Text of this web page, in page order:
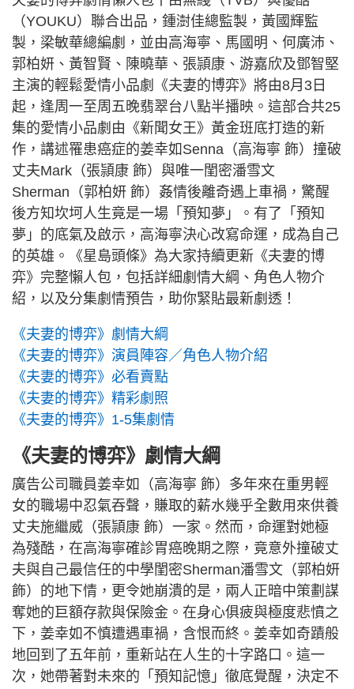
（YOUKU）聯合出品，鍾澍佳總監製，黃國輝監
製，梁敏華總編劇，並由高海寧、馬國明、何廣沛、
郭柏妍、黃智賢、陳曉華、張頴康、游嘉欣及鄧智堅
主演的輕鬆愛情小品劇《夫妻的博弈》將由8月3日
起，逢周一至周五晚翡翠台八點半播映。這部合共25
集的愛情小品劇由《新聞女王》黃金班底打造的新
作，講述罹患癌症的姜幸如Senna（高海寧 飾）撞破
丈夫Mark（張頴康 飾）與唯一閨密潘雪文
Sherman（郭柏妍 飾）姦情後離奇遇上車禍，驚醒
後方知坎坷人生竟是一場「預知夢」。有了「預知
夢」的底氣及啟示，高海寧決心改寫命運，成為自己
的英雄。《星島頭條》為大家持續更新《夫妻的博
弈》完整懶人包，包括詳細劇情大綱、角色人物介
紹，以及分集劇情預告，助你緊貼最新劇透！
《夫妻的博弈》劇情大綱
《夫妻的博弈》演員陣容／角色人物介紹
《夫妻的博弈》必看賣點
《夫妻的博弈》精彩劇照
《夫妻的博弈》1-5集劇情
《夫妻的博弈》劇情大綱
廣告公司職員姜幸如（高海寧 飾）多年來在重男輕
女的職場中忍氣吞聲，賺取的薪水幾乎全數用來供養
丈夫施繼威（張頴康 飾）一家。然而，命運對她極
為殘酷，在高海寧確診胃癌晚期之際，竟意外撞破丈
夫與自己最信任的中學閨密Sherman潘雪文（郭柏妍
飾）的地下情，更令她崩潰的是，兩人正暗中策劃謀
奪她的巨額存款與保險金。在身心俱疲與極度悲憤之
下，姜幸如不慎遭遇車禍，含恨而終。姜幸如奇蹟般
地回到了五年前，重新站在人生的十字路口。這一
次，她帶著對未來的「預知記憶」徹底覺醒，決定不